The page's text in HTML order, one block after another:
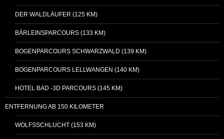
DER WALDLÄUFER (125 KM)
BÄRLEINSPARCOURS (133 KM)
BOGENPARCOURS SCHWARZWALD (139 KM)
BOGENPARCOURS LELLWANGEN (140 KM)
HOTEL BAD -3D PARCOURS (145 KM)
ENTFERNUNG AB 150 KILOMETER
WOLFSSCHLUCHT (153 KM)